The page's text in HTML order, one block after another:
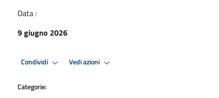
Data :
9 giugno 2026
Condividi Vedi azioni
Categorie: